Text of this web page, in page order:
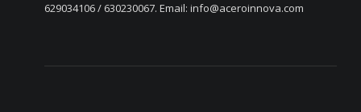
629034106 / 630230067. Email: info@aceroinnova.com